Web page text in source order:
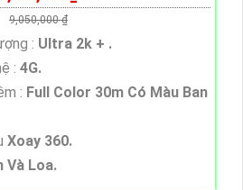
9,050,000 ₫
: Ultra 2k + .
: 4G.
: Full Color 30m Có Màu Ban
Xoay 360.
Và Loa.